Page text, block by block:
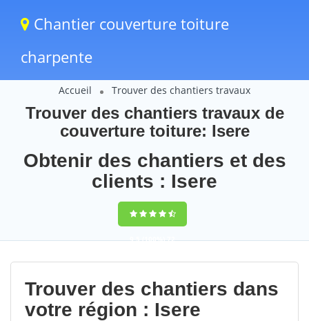
Chantier couverture toiture
charpente
Accueil Trouver des chantiers travaux
Trouver des chantiers travaux de
couverture toiture: Isere
Obtenir des chantiers et des
clients : Isere
9,5(100%)72
votes
Trouver des chantiers dans
votre région : Isere